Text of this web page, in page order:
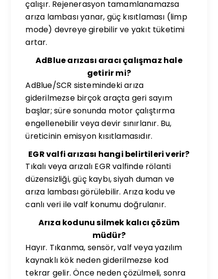
çalışır. Rejenerasyon tamamlanamazsa
arıza lambası yanar, güç kısıtlaması (limp
mode) devreye girebilir ve yakıt tüketimi
artar.
AdBlue arızası aracı çalışmaz hale
getirir mi?
AdBlue/SCR sistemindeki arıza
giderilmezse birçok araçta geri sayım
başlar; süre sonunda motor çalıştırma
engellenebilir veya devir sınırlanır. Bu,
üreticinin emisyon kısıtlamasıdır.
EGR valfi arızası hangi belirtileri verir?
Tıkalı veya arızalı EGR valfinde rölanti
düzensizliği, güç kaybı, siyah duman ve
arıza lambası görülebilir. Arıza kodu ve
canlı veri ile valf konumu doğrulanır.
Arıza kodunu silmek kalıcı çözüm
müdür?
Hayır. Tıkanma, sensör, valf veya yazılım
kaynaklı kök neden giderilmezse kod
tekrar gelir. Önce neden çözülmeli, sonra